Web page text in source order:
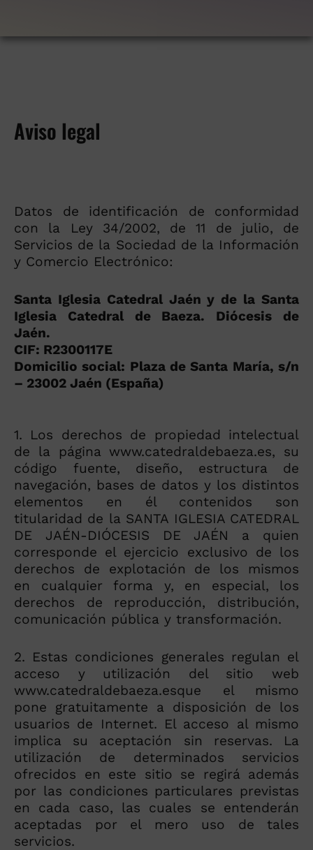
Aviso legal
Datos de identificación de conformidad
con la Ley 34/2002, de 11 de julio, de
Servicios de la Sociedad de la Información
y Comercio Electrónico:
Santa Iglesia Catedral Jaén y de la Santa
Iglesia Catedral de Baeza. Diócesis de
Jaén.
CIF: R2300117E
Domicilio social: Plaza de Santa María, s/n
– 23002 Jaén (España)
1. Los derechos de propiedad intelectual
de la página www.catedraldebaeza.es, su
código fuente, diseño, estructura de
navegación, bases de datos y los distintos
elementos en él contenidos son
titularidad de la SANTA IGLESIA CATEDRAL
DE JAÉN-DIÓCESIS DE JAÉN a quien
corresponde el ejercicio exclusivo de los
derechos de explotación de los mismos
en cualquier forma y, en especial, los
derechos de reproducción, distribución,
comunicación pública y transformación.
2. Estas condiciones generales regulan el
acceso y utilización del sitio web
www.catedraldebaeza.esque el mismo
pone gratuitamente a disposición de los
usuarios de Internet. El acceso al mismo
implica su aceptación sin reservas. La
utilización de determinados servicios
ofrecidos en este sitio se regirá además
por las condiciones particulares previstas
en cada caso, las cuales se entenderán
aceptadas por el mero uso de tales
servicios.